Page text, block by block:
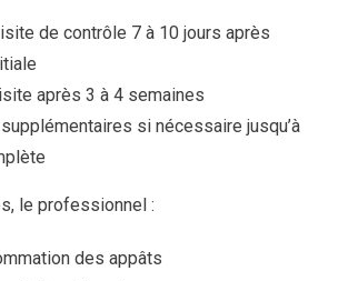
de contrôle 7 à 10 jours après
après 3 à 4 semaines
si nécessaire jusqu’à
le professionnel :
des appâts